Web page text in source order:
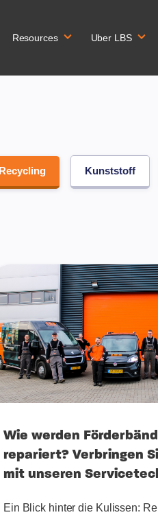
Resources Uber LBS
Recycling Kunststoff
Wie werden
repariert? Verbringen
mit unseren
Ein Blick hinter die Kulissen: